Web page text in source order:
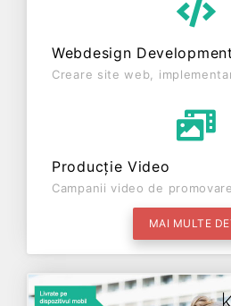
Webdesign Development
Creare site web,
Producție Video
Campanii video de
MAI MULTE